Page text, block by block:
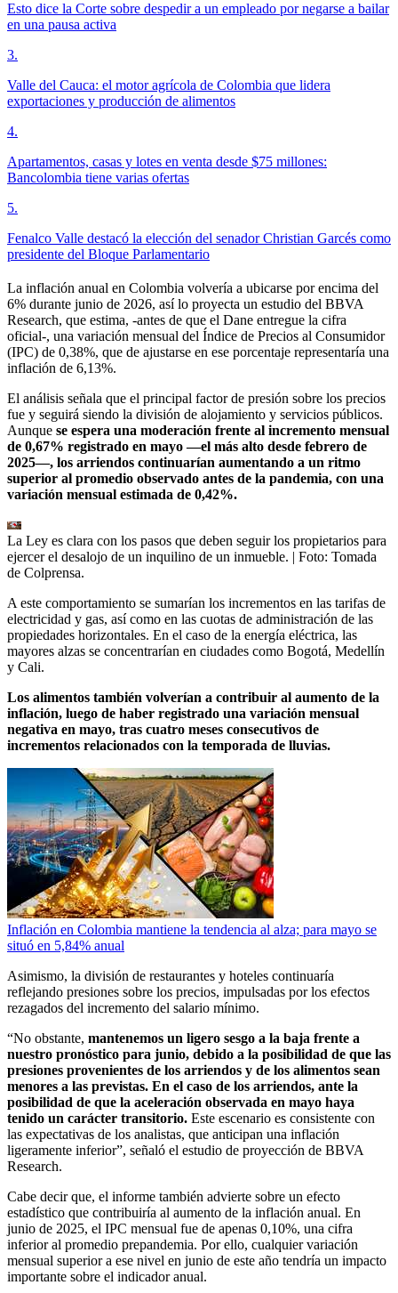
Esto dice la Corte sobre despedir a un empleado por negarse a bailar
en una pausa activa
3.
Valle del Cauca: el motor agrícola de Colombia que lidera
exportaciones y producción de alimentos
4.
Apartamentos, casas y lotes en venta desde $75 millones:
Bancolombia tiene varias ofertas
5.
Fenalco Valle destacó la elección del senador Christian Garcés como
presidente del Bloque Parlamentario
La inflación anual en Colombia volvería a ubicarse por encima del
6% durante junio de 2026, así lo proyecta un estudio del BBVA
Research, que estima, -antes de que el Dane entregue la cifra
oficial-, una variación mensual del Índice de Precios al Consumidor
(IPC) de 0,38%, que de ajustarse en ese porcentaje representaría una
inflación de 6,13%.
El análisis señala que el principal factor de presión sobre los precios
fue y seguirá siendo la división de alojamiento y servicios públicos.
Aunque se espera una moderación frente al incremento mensual
de 0,67% registrado en mayo —el más alto desde febrero de
2025—, los arriendos continuarían aumentando a un ritmo
superior al promedio observado antes de la pandemia, con una
variación mensual estimada de 0,42%.
La Ley es clara con los pasos que deben seguir los propietarios para
ejercer el desalojo de un inquilino de un inmueble. | Foto: Tomada
de Colprensa.
A este comportamiento se sumarían los incrementos en las tarifas de
electricidad y gas, así como en las cuotas de administración de las
propiedades horizontales. En el caso de la energía eléctrica, las
mayores alzas se concentrarían en ciudades como Bogotá, Medellín
y Cali.
Los alimentos también volverían a contribuir al aumento de la
inflación, luego de haber registrado una variación mensual
negativa en mayo, tras cuatro meses consecutivos de
incrementos relacionados con la temporada de lluvias.
Inflación en Colombia mantiene la tendencia al alza; para mayo se
situó en 5,84% anual
Asimismo, la división de restaurantes y hoteles continuaría
reflejando presiones sobre los precios, impulsadas por los efectos
rezagados del incremento del salario mínimo.
“No obstante, mantenemos un ligero sesgo a la baja frente a
nuestro pronóstico para junio, debido a la posibilidad de que las
presiones provenientes de los arriendos y de los alimentos sean
menores a las previstas. En el caso de los arriendos, ante la
posibilidad de que la aceleración observada en mayo haya
tenido un carácter transitorio. Este escenario es consistente con
las expectativas de los analistas, que anticipan una inflación
ligeramente inferior”, señaló el estudio de proyección de BBVA
Research.
Cabe decir que, el informe también advierte sobre un efecto
estadístico que contribuiría al aumento de la inflación anual. En
junio de 2025, el IPC mensual fue de apenas 0,10%, una cifra
inferior al promedio prepandemia. Por ello, cualquier variación
mensual superior a ese nivel en junio de este año tendría un impacto
importante sobre el indicador anual.